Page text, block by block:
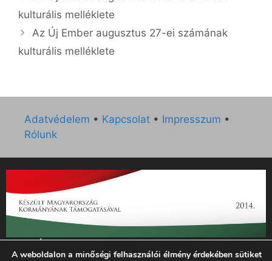
kulturális melléklete
Az Új Ember augusztus 27-ei számának
kulturális melléklete
Adatvédelem • Kapcsolat • Impresszum •
Rólunk
„Az Új Ember katolikus hetilap 2014. évi működésének
támogatását az EGYH-KCP-14-P-0121 sz. támogatási
A weboldalon a minőségi felhasználói élmény érdekében sütiket